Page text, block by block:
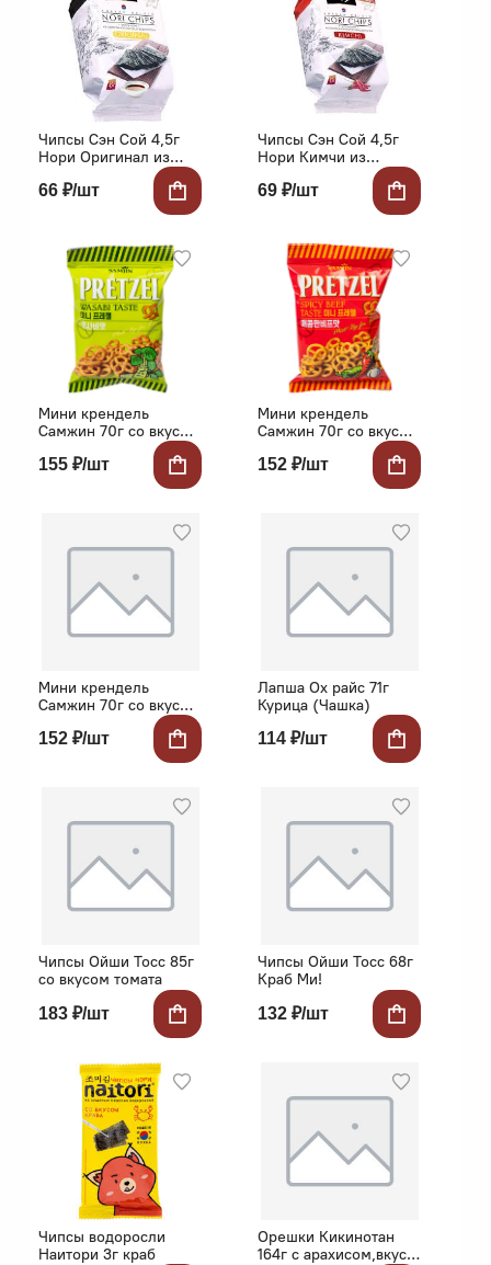
Чипсы Сэн Сой 4,5г
Нори Оригинал из
морской капусты
66 ₽/шт
Чипсы Сэн Сой 4,5г
Нори Кимчи из
морской капусты
69 ₽/шт
Мини крендель
Самжин 70г со вкусом
155 ₽/шт
Мини крендель
Самжин 70г со вкусом
острой говядины
152 ₽/шт
Мини крендель
Самжин 70г со вкусом
мексиканского тако
152 ₽/шт
Лапша Ох райс 71г
Курица (Чашка)
114 ₽/шт
Чипсы Ойши Тосс 85г
со вкусом томата
183 ₽/шт
Чипсы Ойши Тосс 68г
Краб Ми!
132 ₽/шт
Чипсы водоросли
Наитори 3г краб
Орешки Кикинотан
164г с арахисом,вкус